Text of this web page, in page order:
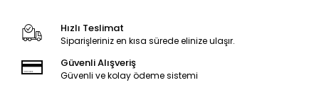
Hızlı Teslimat
Siparişleriniz en kısa sürede elinize ulaşır.
Güvenli Alışveriş
Güvenli ve kolay ödeme sistemi